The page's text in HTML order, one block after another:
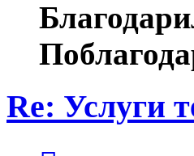
Re: Услуги